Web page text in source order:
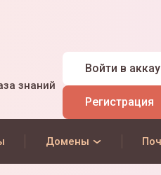
знаний
Войти в
Регистрация
Домены